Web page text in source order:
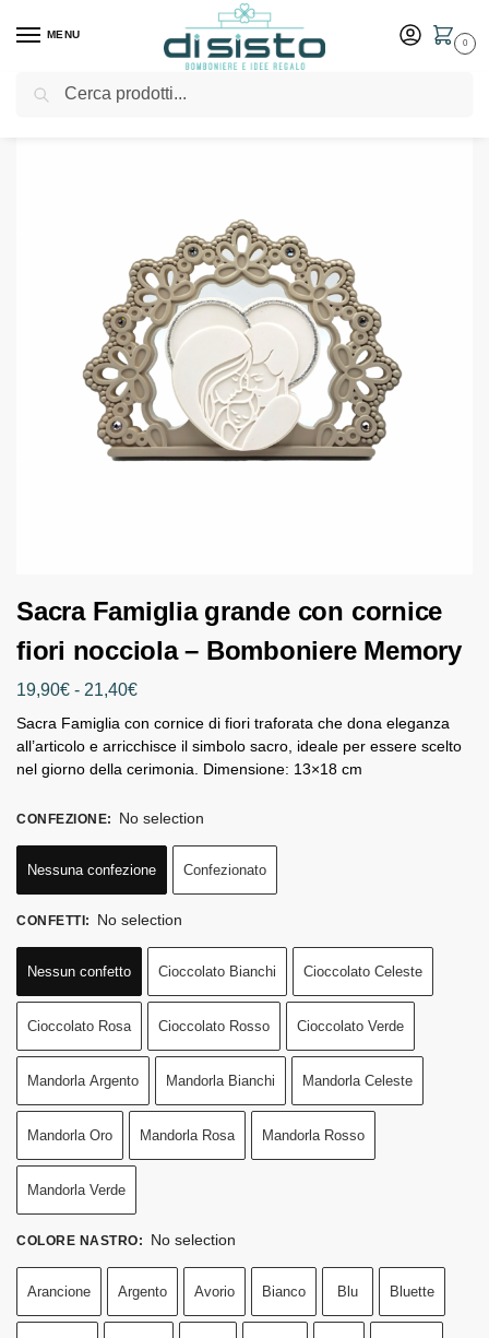
MENU
0
Home Shop Bomboniere
Sacra Famiglia grande con cornice
fiori nocciola – Bomboniere Memory
19,90€ - 21,40€
Sacra Famiglia con cornice di fiori traforata che dona eleganza
all’articolo e arricchisce il simbolo sacro, ideale per essere scelto
nel giorno della cerimonia. Dimensione: 13×18 cm
CONFEZIONE: No selection
Nessuna confezione Confezionato
CONFETTI: No selection
Nessun confetto Cioccolato Bianchi Cioccolato Celeste
Cioccolato Rosa Cioccolato Rosso Cioccolato Verde
Mandorla Argento Mandorla Bianchi Mandorla Celeste
Mandorla Oro Mandorla Rosa Mandorla Rosso
Mandorla Verde
COLORE NASTRO: No selection
Arancione Argento Avorio Bianco Blu Bluette